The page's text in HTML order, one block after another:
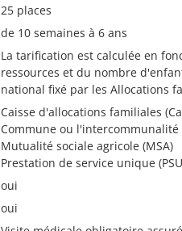
25 places
de 10 semaines à 6 ans
La tarification est calculée en
ressources et du nombre
national fixé par les Allocations
Caisse d'allocations familiales
Commune ou l'intercommunalité
Mutualité sociale agricole (MSA)
Prestation de service unique
oui
oui